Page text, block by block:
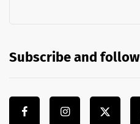
Subscribe and follow